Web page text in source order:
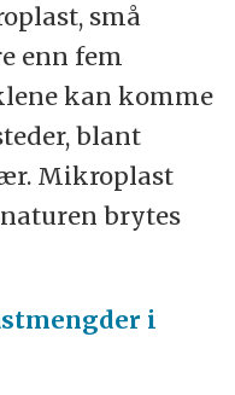
små
enn fem
kan komme
blant
Mikroplast
brytes
i